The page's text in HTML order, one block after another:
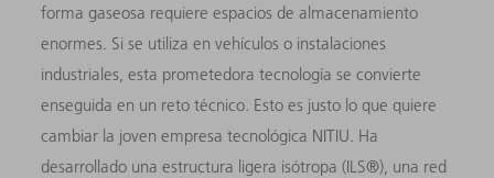
forma gaseosa requiere espacios de almacenamiento
enormes. Si se utiliza en vehículos o instalaciones
industriales, esta prometedora tecnología se convierte
enseguida en un reto técnico. Esto es justo lo que quiere
cambiar la joven empresa tecnológica NITIU. Ha
desarrollado una estructura ligera isótropa (ILS®), una red